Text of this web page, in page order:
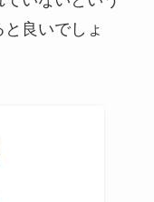
良いでしょ